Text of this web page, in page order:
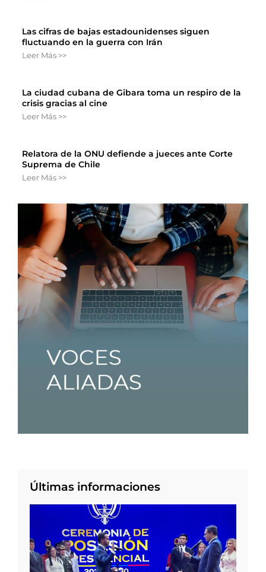
Las cifras de bajas estadounidenses siguen
fluctuando en la guerra con Irán
Leer Más >>
La ciudad cubana de Gibara toma un respiro de la
crisis gracias al cine
Leer Más >>
Relatora de la ONU defiende a jueces ante Corte
Suprema de Chile
Leer Más >>
Últimas informaciones